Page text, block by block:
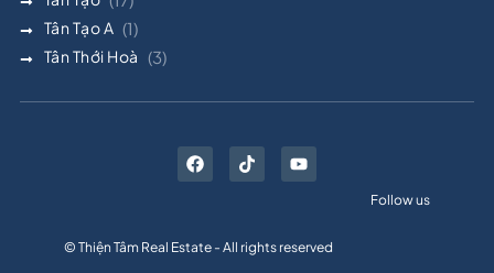
Tân Tạo A (1)
Tân Thới Hoà (3)
© Thiện Tâm Real Estate - All rights reserved
Follow us